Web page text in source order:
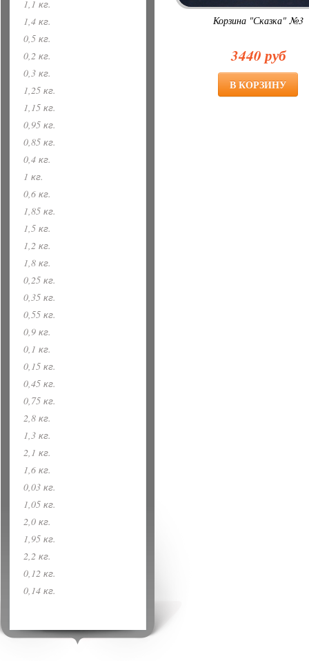
Корзина "Сказка" №3
3440 руб
1,1 кг.
1,4 кг.
0,5 кг.
0,2 кг.
0,3 кг.
1,25 кг.
1,15 кг.
0,95 кг.
0,85 кг.
0,4 кг.
1 кг.
0,6 кг.
1,85 кг.
1,5 кг.
1,2 кг.
1,8 кг.
0,25 кг.
0,35 кг.
0,55 кг.
0,9 кг.
0,1 кг.
0,15 кг.
0,45 кг.
0,75 кг.
2,8 кг.
1,3 кг.
2,1 кг.
1,6 кг.
0,03 кг.
1,05 кг.
2,0 кг.
1,95 кг.
2,2 кг.
0,12 кг.
0,14 кг.